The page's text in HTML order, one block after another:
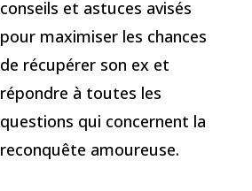
conseils et astuces avisés
pour maximiser les chances
de récupérer son ex et
répondre à toutes les
questions qui concernent la
reconquête amoureuse.